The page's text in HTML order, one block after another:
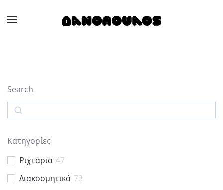
Skip to main content
Search
Search
Κατηγορίες
Ριχτάρια 47
Διακοσμητικά 73